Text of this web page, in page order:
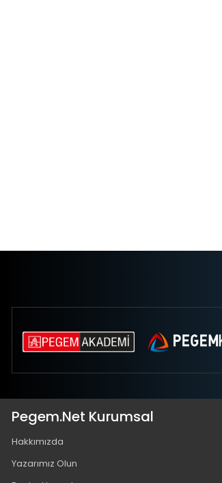
Pegem.Net Kurumsal
Hakkımızda
Yazarımız Olun